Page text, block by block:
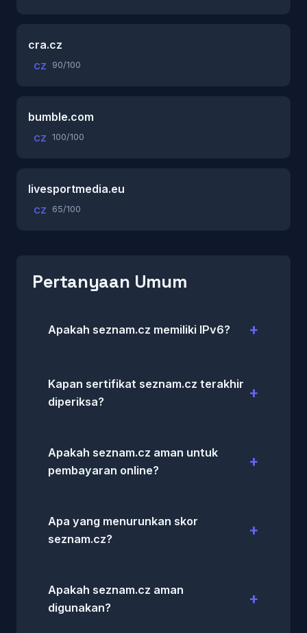
cra.cz
CZ 90/100
bumble.com
CZ 100/100
livesportmedia.eu
CZ 65/100
Pertanyaan Umum
Apakah seznam.cz memiliki IPv6?
Kapan sertifikat seznam.cz terakhir
diperiksa?
Apakah seznam.cz aman untuk
pembayaran online?
Apa yang menurunkan skor
seznam.cz?
Apakah seznam.cz aman
digunakan?